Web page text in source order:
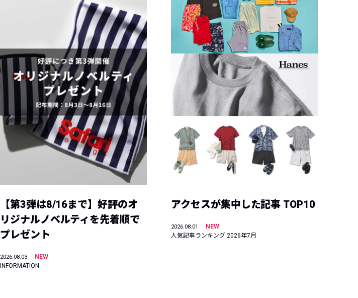
【第3弾は8/16まで】好評のオ
リジナルノベルティを先着順で
プレゼント
2026.08.03
NEW
INFORMATION
アクセスが集中した記事 TOP10
2026.08.01
NEW
人気記事ランキング 2026年7月